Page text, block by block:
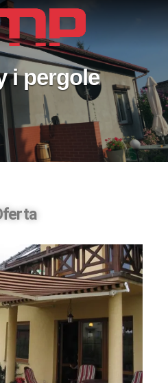
i pergole